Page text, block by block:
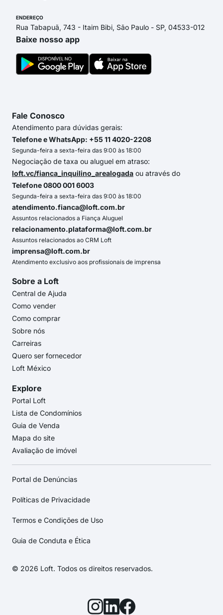
ENDEREÇO
Rua Tabapuã, 743 - Itaim Bibi, São Paulo - SP, 04533-012
Baixe nosso app
Fale Conosco
Atendimento para dúvidas gerais:
Telefone e WhatsApp: +55 11 4020-2208
Segunda-feira a sexta-feira das 9:00 às 18:00
Negociação de taxa ou aluguel em atraso:
loft.vc/fianca_inquilino_arealogada ou através do
Telefone 0800 001 6003
Segunda-feira a sexta-feira das 9:00 às 18:00
atendimento.fianca@loft.com.br
Assuntos relacionados a Fiança Aluguel
relacionamento.plataforma@loft.com.br
Assuntos relacionados ao CRM Loft
imprensa@loft.com.br
Atendimento exclusivo aos profissionais de imprensa
Sobre a Loft
Central de Ajuda
Como vender
Como comprar
Sobre nós
Carreiras
Quero ser fornecedor
Loft México
Explore
Portal Loft
Lista de Condomínios
Guia de Venda
Mapa do site
Avaliação de imóvel
Portal de Denúncias
Políticas de Privacidade
Termos e Condições de Uso
Guia de Conduta e Ética
© 2026 Loft. Todos os direitos reservados.